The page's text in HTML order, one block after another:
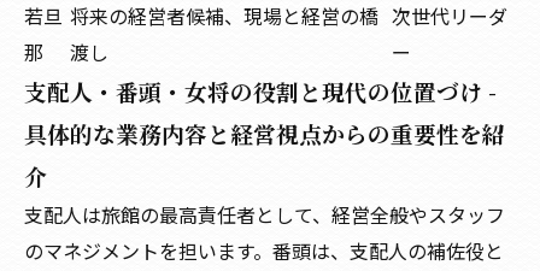
若旦
那
将来の経営者候補、現場と経営の橋
渡し
次世代リーダ
ー
支配人・番頭・女将の役割と現代の位置づけ -
具体的な業務内容と経営視点からの重要性を紹
介
支配人は旅館の最高責任者として、経営全般やスタッフ
のマネジメントを担います。番頭は、支配人の補佐役と